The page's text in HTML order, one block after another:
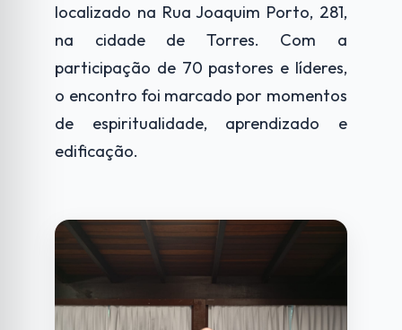
localizado na Rua Joaquim Porto, 281,
na cidade de Torres. Com a
participação de 70 pastores e líderes,
o encontro foi marcado por momentos
de espiritualidade, aprendizado e
edificação.